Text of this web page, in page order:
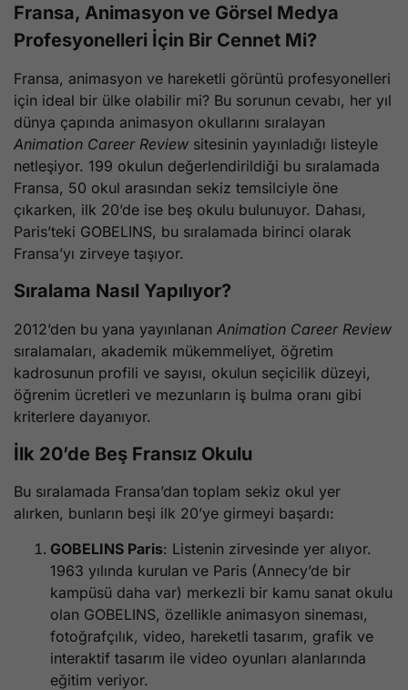
Fransa, Animasyon ve Görsel Medya
Profesyonelleri İçin Bir Cennet Mi?
Fransa, animasyon ve hareketli görüntü profesyonelleri
için ideal bir ülke olabilir mi? Bu sorunun cevabı, her yıl
dünya çapında animasyon okullarını sıralayan
Animation Career Review sitesinin yayınladığı listeyle
netleşiyor. 199 okulun değerlendirildiği bu sıralamada
Fransa, 50 okul arasından sekiz temsilciyle öne
çıkarken, ilk 20’de ise beş okulu bulunuyor. Dahası,
Paris’teki GOBELINS, bu sıralamada birinci olarak
Fransa’yı zirveye taşıyor.
Sıralama Nasıl Yapılıyor?
2012’den bu yana yayınlanan Animation Career Review
sıralamaları, akademik mükemmeliyet, öğretim
kadrosunun profili ve sayısı, okulun seçicilik düzeyi,
öğrenim ücretleri ve mezunların iş bulma oranı gibi
kriterlere dayanıyor.
İlk 20’de Beş Fransız Okulu
Bu sıralamada Fransa’dan toplam sekiz okul yer
alırken, bunların beşi ilk 20’ye girmeyi başardı:
GOBELINS Paris: Listenin zirvesinde yer alıyor.
1963 yılında kurulan ve Paris (Annecy’de bir
kampüsü daha var) merkezli bir kamu sanat okulu
olan GOBELINS, özellikle animasyon sineması,
fotoğrafçılık, video, hareketli tasarım, grafik ve
interaktif tasarım ile video oyunları alanlarında
eğitim veriyor.